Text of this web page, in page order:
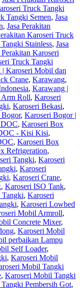
Truck Tangki
Tangki Semen, Jasa
, Jasa Perakitan
Karoseri Truck
Stainless, Jasa
Perakitan Karoseri
Truck Tangki
Karoseri Mobil dan
Crane, Karawang,
, Karawang |
Arm Roll, Karoseri
, Karoseri Bekasi,
, Karoseri Bogor |
, Karoseri Box
- Kisi Kisi,
, Karoseri Box
Refrigeration,
Tangki, Karoseri
, Karoseri
, Karoseri Crane,
, Karoseri ISO Tank,
Tangki, Karoseri
, Karoseri Lowbed
Mobil Armroll,
Concrete Mixer,
, Karoseri Mobil
perbaikan Lampu
Self Loader,
, Karoseri Mobil
Mobil Tangki
, Karoseri Mobil Tangki
Pembersih Got,